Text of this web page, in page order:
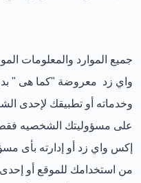
جميع الموارد والمعلومات
واي زد معروضة "كما هى "
وخدماته أو تطبيقك لإحدى
على مسؤوليتك الشخصيه
إكس واي زد أو إدارته بأى
من استخدامك للموقع أو إحدى